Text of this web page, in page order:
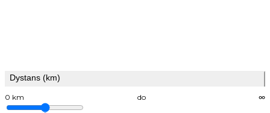
Dystans (km)
0 km do ∞